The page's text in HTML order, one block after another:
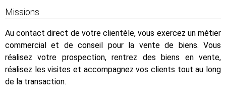
Missions
Au contact direct de votre clientèle, vous exercez un métier
commercial et de conseil pour la vente de biens. Vous
réalisez votre prospection, rentrez des biens en vente,
réalisez les visites et accompagnez vos clients tout au long
de la transaction.